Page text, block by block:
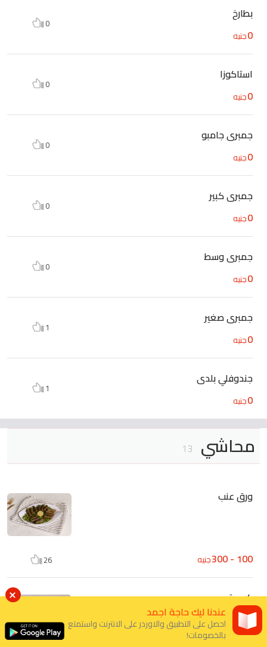
بطارخ
0جنيه
0
استاكوزا
0جنيه
0
جمبرى جامبو
0جنيه
0
جمبرى كبير
0جنيه
0
جمبرى وسط
0جنيه
0
جمبرى صغير
0جنيه
1
جندوفلي بلدى
0جنيه
1
محاشي 13
ورق عنب
100 - 300 جنيه 26
كوسة
عندنا ليك حاجة اجمد
احصل على التطبيق والاوردر على الانترنت واستمتع
بالخصومات!